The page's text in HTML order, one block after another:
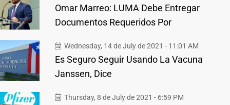
Omar Marreo: LUMA Debe Entregar
Documentos Requeridos Por
Wednesday, 14 de July de 2021 - 11:01 AM
Es Seguro Seguir Usando La Vacuna
Janssen, Dice
Thursday, 8 de July de 2021 - 6:59 PM